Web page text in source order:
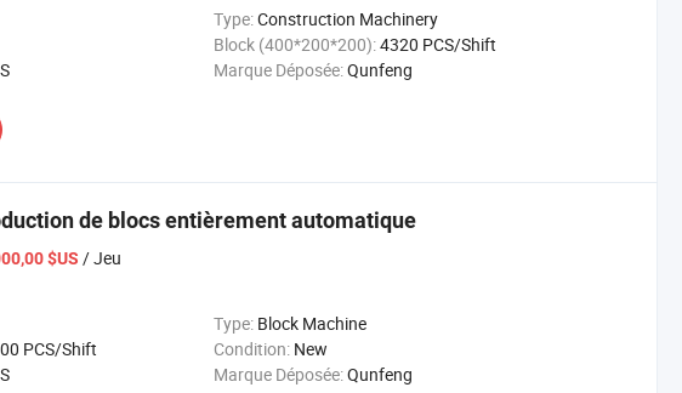
Type:Construction Machinery
Block (400*200*200):4320 PCS/Shift
Marque Déposée:Qunfeng
de blocs entièrement automatique
$US / Jeu
Type: Block Machine
PCS/Shift Condition: New
Marque Déposée:Qunfeng